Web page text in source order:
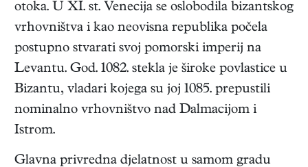
otoka. U XI. st. Venecija se oslobodila bizantskog
vrhovništva i kao neovisna republika počela
postupno stvarati svoj pomorski imperij na
Levantu. God. 1082. stekla je široke povlastice u
Bizantu, vladari kojega su joj 1085. prepustili
nominalno vrhovništvo nad Dalmacijom i
Istrom.
Glavna privredna djelatnost u samom gradu